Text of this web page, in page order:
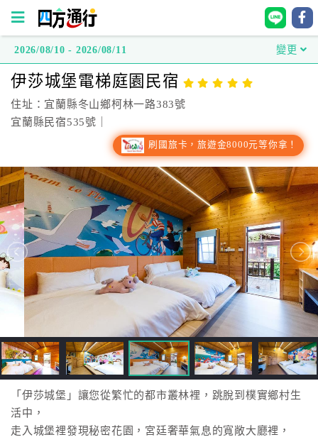
方
通
行
台
灣
訂
房
直
接
跟
飯
店
訂
房
HOT
2026/08/10 - 2026/08/11 變更
伊莎城堡電梯庭園民宿
住址：宜蘭縣冬山鄉柯林一路383號
宜蘭縣民宿535號｜
刷國旅卡，旅遊金8000元等你拿！
「伊莎城堡」讓您從繁忙的都市叢林裡，跳脫到樸實鄉村生
活中，
走入城堡裡發現秘密花園，宮廷奢華氣息的寬敞大廳裡，